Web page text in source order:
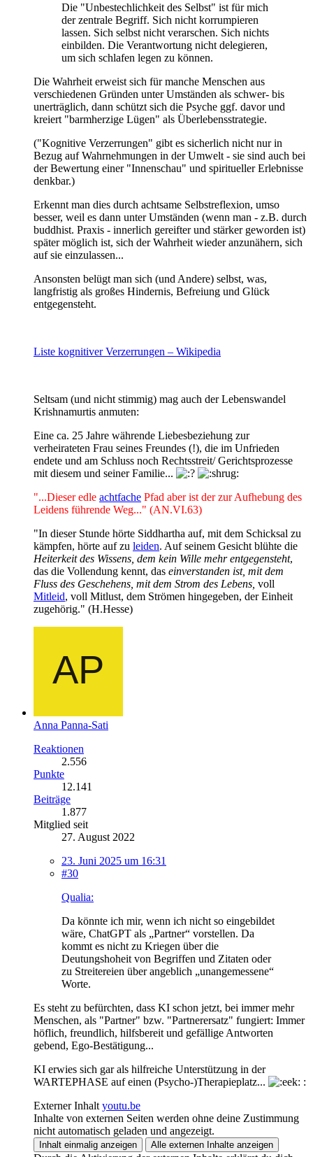
Die "Unbestechlichkeit des Selbst" ist für mich
der zentrale Begriff. Sich nicht korrumpieren
lassen. Sich selbst nicht verarschen. Sich nichts
einbilden. Die Verantwortung nicht delegieren,
um sich schlafen legen zu können.
Die Wahrheit erweist sich für manche Menschen aus
verschiedenen Gründen unter Umständen als schwer- bis
unerträglich, dann schützt sich die Psyche ggf. davor und
kreiert "barmherzige Lügen" als Überlebensstrategie.
("Kognitive Verzerrungen" gibt es sicherlich nicht nur in
Bezug auf Wahrnehmungen in der Umwelt - sie sind auch bei
der Bewertung einer "Innenschau" und spiritueller Erlebnisse
denkbar.)
Erkennt man dies durch achtsame Selbstreflexion, umso
besser, weil es dann unter Umständen (wenn man - z.B. durch
buddhist. Praxis - innerlich gereifter und stärker geworden ist)
später möglich ist, sich der Wahrheit wieder anzunähern, sich
auf sie einzulassen...
Ansonsten belügt man sich (und Andere) selbst, was,
langfristig als großes Hindernis, Befreiung und Glück
entgegensteht.
Liste kognitiver Verzerrungen – Wikipedia
Seltsam (und nicht stimmig) mag auch der Lebenswandel
Krishnamurtis anmuten:
Eine ca. 25 Jahre währende Liebesbeziehung zur
verheirateten Frau seines Freundes (!), die im Unfrieden
endete und am Schluss noch Rechtsstreit/ Gerichtsprozesse
mit diesem und seiner Familie...
"...Dieser edle achtfache Pfad aber ist der zur Aufhebung des
Leidens führende Weg..." (AN.VI.63)
"In dieser Stunde hörte Siddhartha auf, mit dem Schicksal zu
kämpfen, hörte auf zu leiden. Auf seinem Gesicht blühte die
Heiterkeit des Wissens, dem kein Wille mehr entgegensteht,
das die Vollendung kennt, das einverstanden ist, mit dem
Fluss des Geschehens, mit dem Strom des Lebens, voll
Mitleid, voll Mitlust, dem Strömen hingegeben, der Einheit
zugehörig." (H.Hesse)
Anna Panna-Sati
Reaktionen
2.556
Punkte
12.141
Beiträge
1.877
Mitglied seit
27. August 2022
23. Juni 2025 um 16:31
#30
Qualia:
Da könnte ich mir, wenn ich nicht so eingebildet
wäre, ChatGPT als „Partner“ vorstellen. Da
kommt es nicht zu Kriegen über die
Deutungshoheit von Begriffen und Zitaten oder
zu Streitereien über angeblich „unangemessene“
Worte.
Es steht zu befürchten, dass KI schon jetzt, bei immer mehr
Menschen, als "Partner" bzw. "Partnerersatz" fungiert: Immer
höflich, freundlich, hilfsbereit und gefällige Antworten
gebend, Ego-Bestätigung...
KI erwies sich gar als hilfreiche Unterstützung in der
WARTEPHASE auf einen (Psycho-)Therapieplatz...
:
Externer Inhalt youtu.be
Inhalte von externen Seiten werden ohne deine Zustimmung
nicht automatisch geladen und angezeigt.
Inhalt einmalig anzeigen Alle externen Inhalte anzeigen